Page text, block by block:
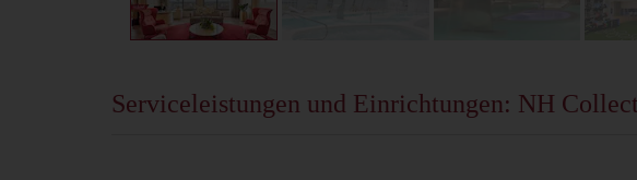
Serviceleistungen und Einrichtungen: NH